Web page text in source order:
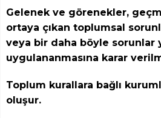
Gelenek ve görenekler,
ortaya çıkan toplumsal
veya bir daha böyle sorunlar
uygulananmasına karar
Toplum kurallara bağlı
oluşur.